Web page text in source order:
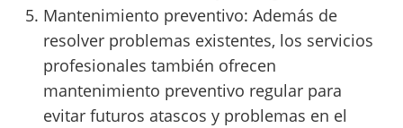
Mantenimiento preventivo: Además de
resolver problemas existentes, los servicios
profesionales también ofrecen
mantenimiento preventivo regular para
evitar futuros atascos y problemas en el